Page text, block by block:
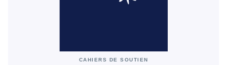
CAHIERS DE SOUTIEN